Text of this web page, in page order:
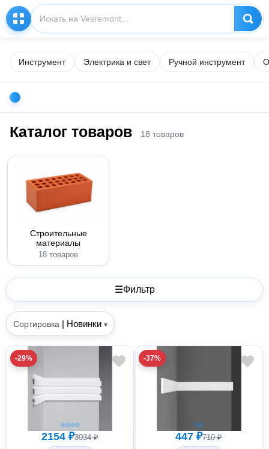
Инструмент Электрика и свет Ручной инструмент
Каталог товаров 18 товаров
Строительные
материалы
18 товаров
☰Фильтр
Сортировка | Новинки ▾
-29%
2154 ₽3034 ₽
-37%
447 ₽710 ₽